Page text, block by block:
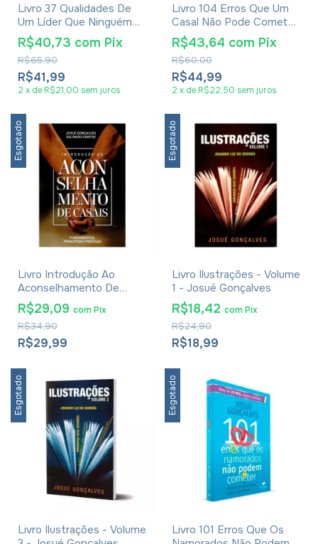
Livro 37 Qualidades De
Um Líder Que Ninguém
Esquece - Josué
Gonçalves
R$41,99
R$65,90
R$40,73 com Pix
2 x de R$21,00 sem juros
Livro 104 Erros Que Um
Casal Não Pode Cometer
- Josué Gonçalves
R$44,99
R$60,00
R$43,64 com Pix
2 x de R$22,50 sem juros
Esgotado
Livro Introdução Ao
Aconselhamento De
Casais - Josué Gonçalves
R$29,99
R$34,90
R$29,09 comPix
Esgotado
Livro Ilustrações - Volume
1 - Josué Gonçalves
R$18,99
R$24,90
R$18,42 com Pix
Esgotado
Livro Ilustrações - Volume
Esgotado
Livro 101 Erros Que Os